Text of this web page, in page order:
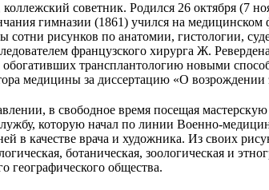
советник. Родился 26 октября (7
гимназии (1861) учился на медицинском
рисунков по анатомии, гистологии,
французского хирурга Ж.
трансплантологию новыми
медицины за диссертацию «О возрождении
в свободное время посещая мастерскую
которую начал по линии Военно-
качестве врача и художника. Из своих
ботаническая, зоологическая и
географического общества.